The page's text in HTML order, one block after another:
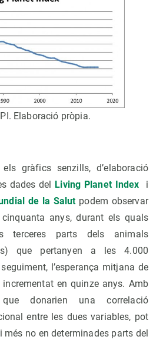
Elaboració pròpia.
gràfics senzills, d’elaboració
dades del Living Planet Index i
de la Salut podem observar
anys, durant els quals
terceres parts dels animals
que pertanyen a les 4.000
l’esperança mitjana de
en quinze anys. Amb
donarien una correlació
entre les dues variables, pot
més no en determinades parts del